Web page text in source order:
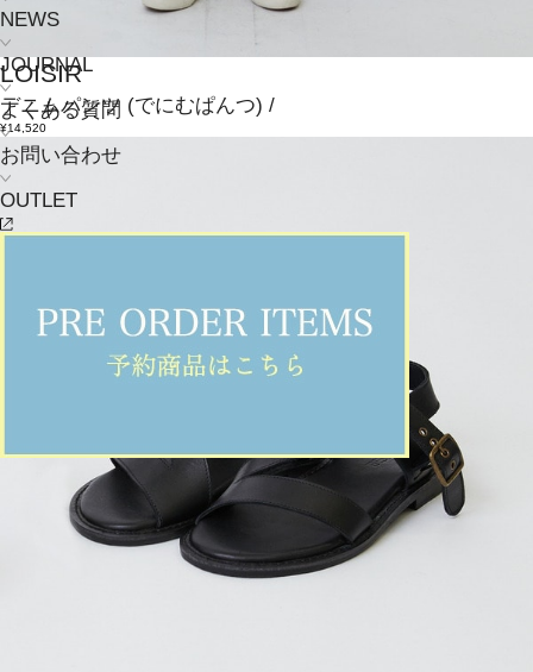
NEWS
JOURNAL
よくある質問
お問い合わせ
OUTLET
LOISIR
デニムパンツ (でにむぱんつ) /
¥14,520